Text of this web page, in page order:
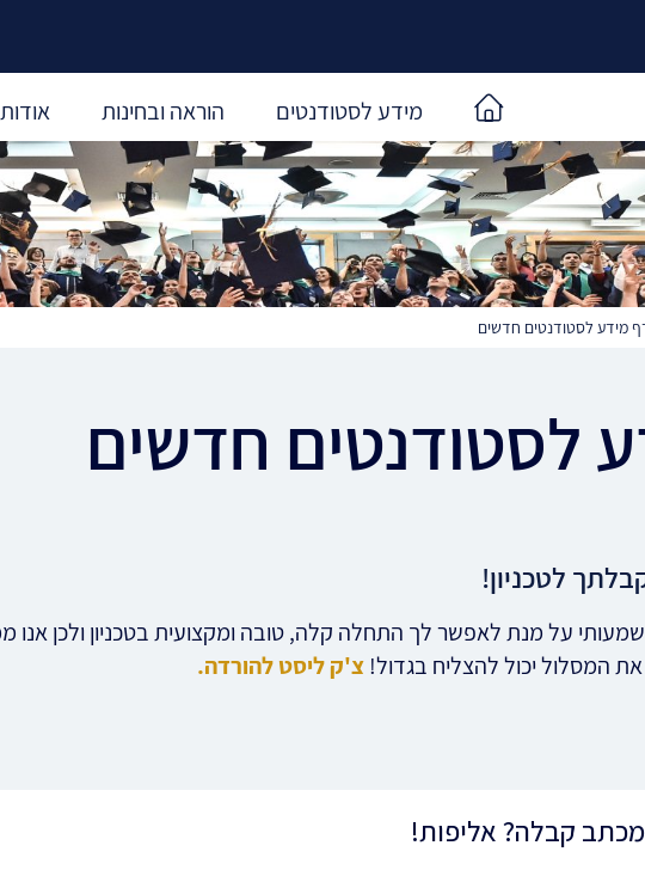
מידע לסטודנטים הוראה ובחינות אודות
מידע לסטודנטים חדשים
לסטודנטים חדשים
לטכניון!
על מנת לאפשר לך התחלה קלה, טובה ומקצועית בטכניון ולכן אנו
את המסלול יכול להצליח בגדול!צ'ק ליסט להורדה.